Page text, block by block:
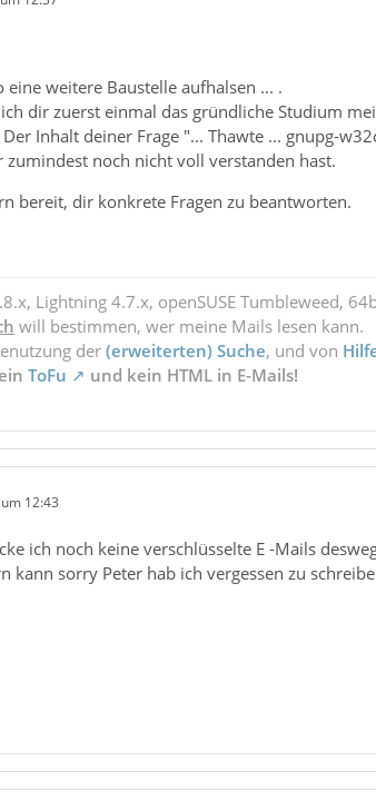
weitere Baustelle aufhalsen ... .
dir zuerst einmal das gründliche Studium
Inhalt deiner Frage "... Thawte ... gnupg-
zumindest noch nicht voll verstanden hast.
bereit, dir konkrete Fragen zu beantworten.
Lightning 4.7.x, openSUSE Tumbleweed,
will bestimmen, wer meine Mails lesen kann.
der(erweiterten) Suche, und von
ToFu und kein HTML in E-Mails!
12:43
ich noch keine verschlüsselte E -Mails
kann sorry Peter hab ich vergessen zu